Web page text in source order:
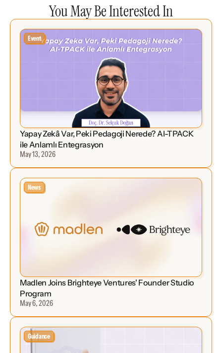
You May Be Interested In
Event
Yapay Zekâ Var, Peki Pedagoji Nerede? AI-TPACK
ile Anlamlı Entegrasyon
May 13, 2026
News
Madlen Joins Brighteye Ventures' Founder Studio
Program
May 6, 2026
Guidance